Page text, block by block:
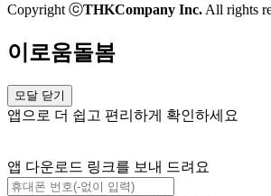
Copyright ⓒTHKCompany Inc. All rights
이로움돌봄
모달 닫기
앱으로 더 쉽고 편리하게 확인하세요
앱 다운로드 링크를 보내 드려요